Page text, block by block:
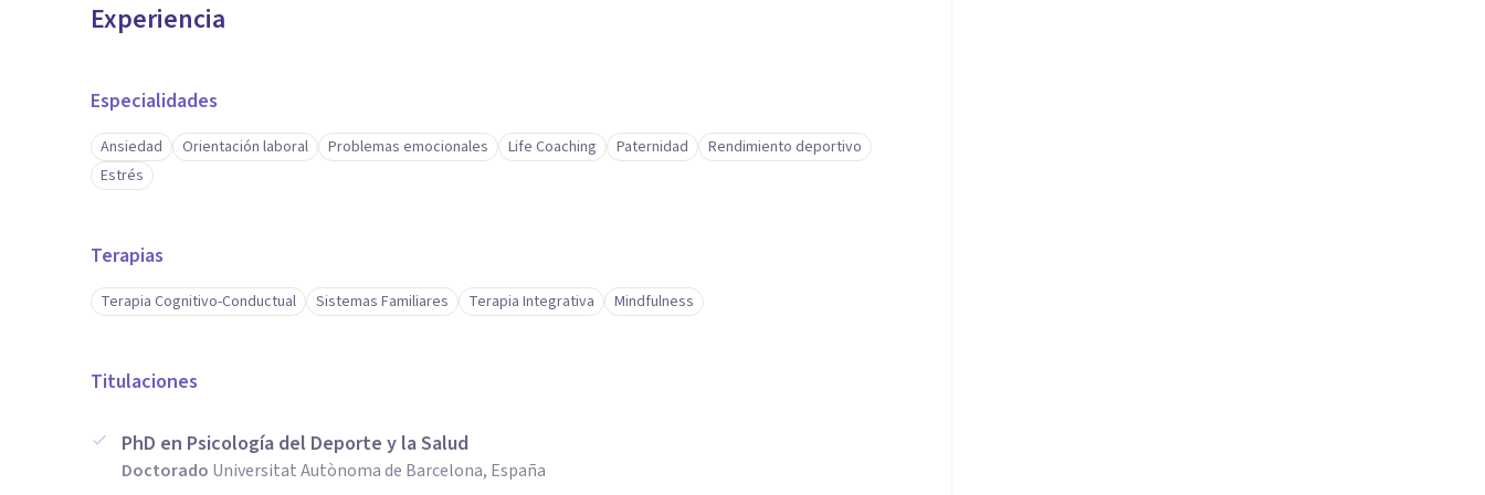
Experiencia
Especialidades
Ansiedad Orientación laboral Problemas emocionales Life Coaching Paternidad
Rendimiento deportivo
Estrés
Terapias
Terapia Cognitivo-Conductual Sistemas Familiares Terapia Integrativa Mindfulness
Titulaciones
PhD en Psicología del Deporte y la Salud
Doctorado Universitat Autònoma de Barcelona, España